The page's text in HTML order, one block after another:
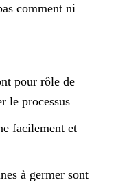
comment ni
pour rôle de
le processus
facilement et
à germer sont